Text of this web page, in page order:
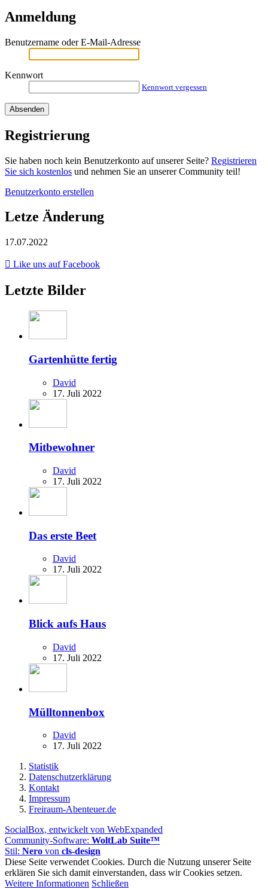
Anmeldung
Benutzername oder E-Mail-Adresse
Kennwort
Kennwort vergessen
Registrierung
Sie haben noch kein Benutzerkonto auf unserer Seite? Registrieren
Sie sich kostenlos und nehmen Sie an unserer Community teil!
Benutzerkonto erstellen
Letze Änderung
17.07.2022
Like uns auf Facebook
Letzte Bilder
Gartenhütte fertig
David
17. Juli 2022
Mitbewohner
David
17. Juli 2022
Das erste Beet
David
17. Juli 2022
Blick aufs Haus
David
17. Juli 2022
Mülltonnenbox
David
17. Juli 2022
Statistik
Datenschutzerklärung
Kontakt
Impressum
Freiraum-Abenteuer.de
SocialBox, entwickelt von WebExpanded
Community-Software: WoltLab Suite™
Stil: Nero von cls-design
Diese Seite verwendet Cookies. Durch die Nutzung unserer Seite
erklären Sie sich damit einverstanden, dass wir Cookies setzen.
Weitere Informationen Schließen